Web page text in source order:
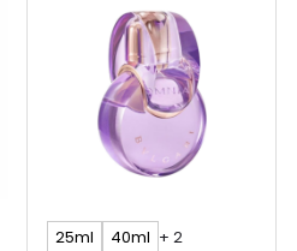
25ml 40ml + 2